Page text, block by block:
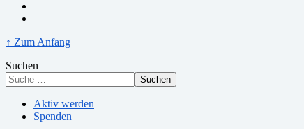
↑ Zum Anfang
Suchen
Suchen
Aktiv werden
Spenden